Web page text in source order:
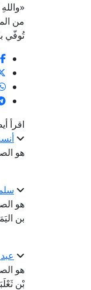
من
تُوفّي
اقرأ
هو
هو
بن
هو
بْنِ